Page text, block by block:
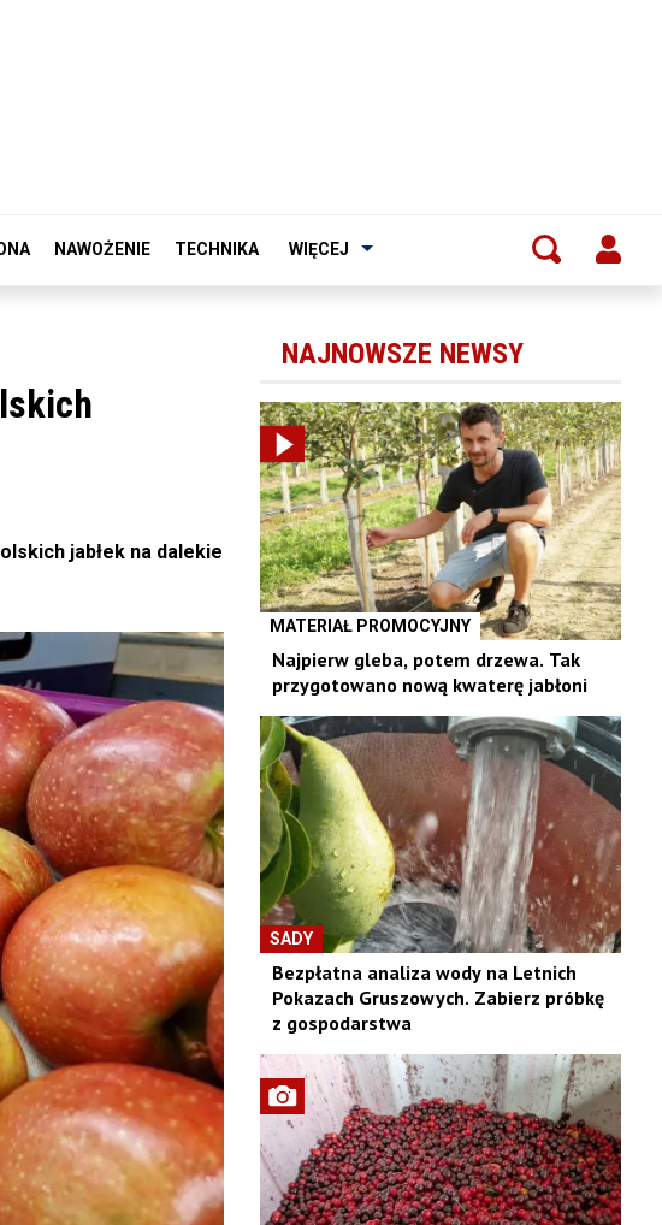
NAWOŻENIE TECHNIKA WIĘCEJ
jabłek na dalekie
NAJNOWSZE NEWSY
MATERIAŁ PROMOCYJNY
Najpierw gleba, potem drzewa. Tak
przygotowano nową kwaterę jabłoni
SADY
Bezpłatna analiza wody na Letnich
Pokazach Gruszowych. Zabierz próbkę
z gospodarstwa